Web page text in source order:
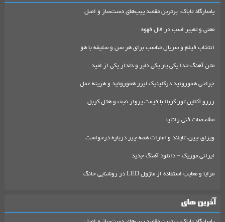
پاسارگاد تاباک: برترین مقصد پیپ‌های دست‌ساز و اصل
معنی و تعبیر اسب در فال قهوه
انتخاب فیلم و سریال مناسب برای هر سن و سلیقه با هو
متن آهنگ خدا یکی یار یکی دلبر و دلدار یکی از امید
جراحی هموروئید درکلینیک لیزر هموروئید و هزینه عمل
رزرو آنلاین تور کربلا با قیمت پرواز نجف و هتل کربل
مشخصات فنی زانتیا
ویزای چین، تایلند و امارات همه چیز درباره درخواست
ایرانی موزیک – دانلود آهنگ جدید
مزایا و معایب استفاده از ماژول LED در روشنایی خانگ
آخرین های